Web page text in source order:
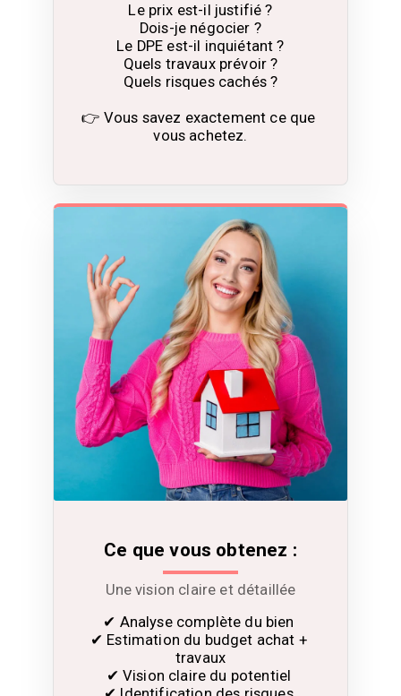
Le prix est-il justifié ?
Dois-je négocier ?
Le DPE est-il inquiétant ?
Quels travaux prévoir ?
Quels risques cachés ?
👉 Vous savez exactement ce que
vous achetez.
Ce que vous obtenez :
Une vision claire et détaillée
✔ Analyse complète du bien
✔ Estimation du budget achat +
travaux
✔ Vision claire du potentiel